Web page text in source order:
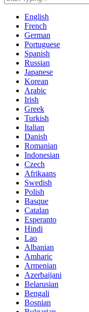
English
French
German
Portuguese
Spanish
Russian
Japanese
Korean
Arabic
Irish
Greek
Turkish
Italian
Danish
Romanian
Indonesian
Czech
Afrikaans
Swedish
Polish
Basque
Catalan
Esperanto
Hindi
Lao
Albanian
Amharic
Armenian
Azerbaijani
Belarusian
Bengali
Bosnian